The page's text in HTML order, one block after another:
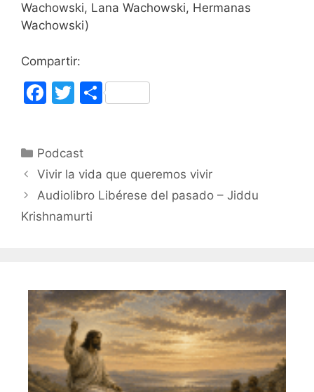
Wachowski, Lana Wachowski, Hermanas
Wachowski)
Compartir:
F
e
b
o
o
T
er
C
ar
tir
Categorías
Podcast
Vivir la vida que queremos vivir
Audiolibro Libérese del pasado – Jiddu
Krishnamurti